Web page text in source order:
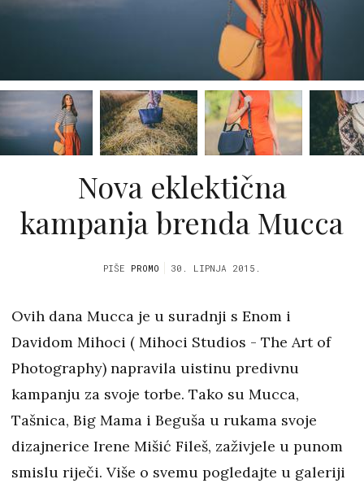
Nova eklektična
kampanja brenda Mucca
PIŠE PROMO 30. LIPNJA 2015.
Ovih dana Mucca je u suradnji s Enom i
Davidom Mihoci ( Mihoci Studios - The Art of
Photography) napravila uistinu predivnu
kampanju za svoje torbe. Tako su Mucca,
Tašnica, Big Mama i Beguša u rukama svoje
dizajnerice Irene Mišić Fileš, zaživjele u punom
smislu riječi. Više o svemu pogledajte u galeriji